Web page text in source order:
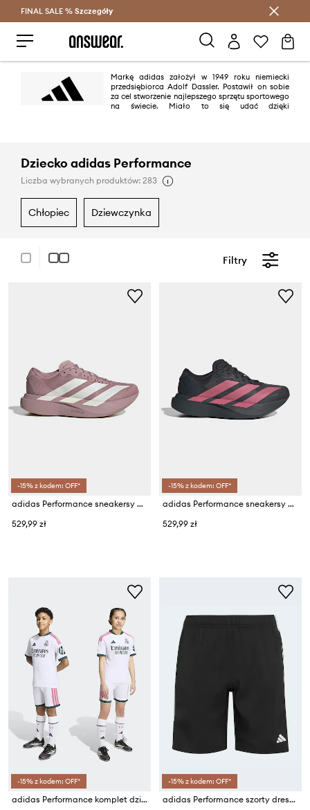
Oszczędzaj z Answear Club >
FINAL SALE % Szczegóły
Markę adidas założył w 1949 roku niemiecki
przedsiębiorca Adolf Dassler. Postawił on sobie
za cel stworzenie najlepszego sprzętu sportowego
na świecie. Miało to się udać dzięki
Dziecko adidas Performance
Liczba wybranych produktów: 283
chłopiec dziewczynka
Filtry
-15% z kodem: OFF*
adidas Performance sneakersy dziecięce ADIZERO EVO SL
529,99 zł
-15% z kodem: OFF*
adidas Performance sneakersy dziecięce ADIZERO EVO SL
529,99 zł
-15% z kodem: OFF*
adidas Performance komplet dziecięcy REAL MADRID
-15% z kodem: OFF*
adidas Performance szorty dresowe dziecięce